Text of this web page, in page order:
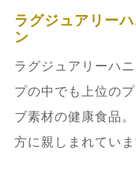
ラグジュアリー
ン
ラグジュアリーハ
プの中でも上位の
ブ素材の健康食品
方に親しまれていま